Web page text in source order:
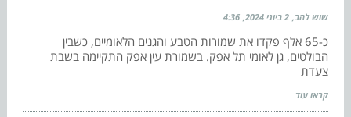
שוש להב 2 ביוני 2024 4:36
כ-65 אלף פקדו את שמורות הטבע והגנים הלאומיים, כשבין
הבולטים, גן לאומי תל אפק. בשמורת עין אפק התקיימה בשבת
צעדת
קראו עוד